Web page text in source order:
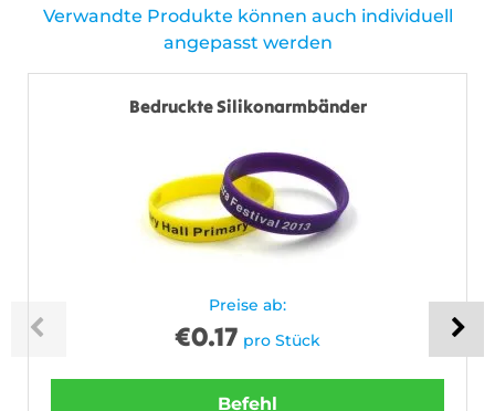
Verwandte Produkte können auch individuell
angepasst werden
Bedruckte Silikonarmbänder
Preise ab:
€0.17 pro Stück
Befehl